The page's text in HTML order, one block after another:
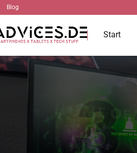
Blog
Start